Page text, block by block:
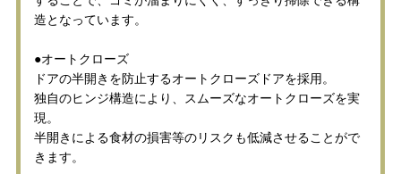
造となっています。
●オートクローズ
ドアの半開きを防止するオートクローズドアを採用。
独自のヒンジ構造により、スムーズなオートクローズを実
現。
半開きによる食材の損害等のリスクも低減させることがで
きます。